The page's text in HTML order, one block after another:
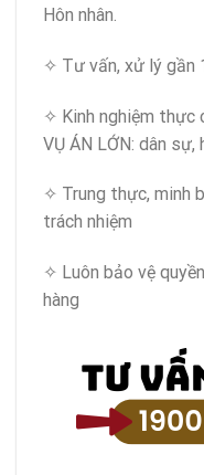
Hôn nhân.
✧ Tư vấn, xử lý gần
✧ Kinh nghiệm thực
VỤ ÁN LỚN: dân sự,
✧ Trung thực, minh
trách nhiệm
✧ Luôn bảo vệ
hàng